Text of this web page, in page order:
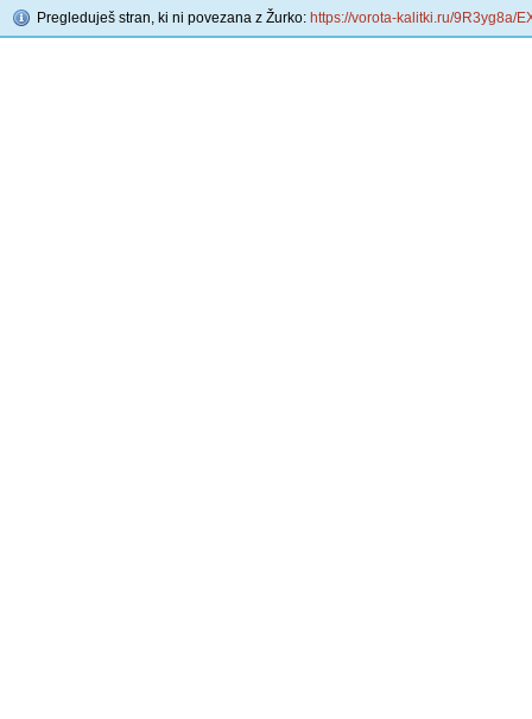
Pregleduješ stran, ki ni povezana z Žurko: https://vorota-kalitki.ru/9R3yg8a/